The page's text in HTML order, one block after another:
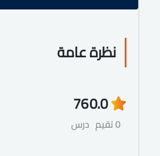
نظرة عامة
0.0
0 تقيم
76
درس